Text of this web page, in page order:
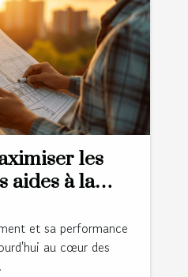
les
aides à la
et sa performance
au cœur des